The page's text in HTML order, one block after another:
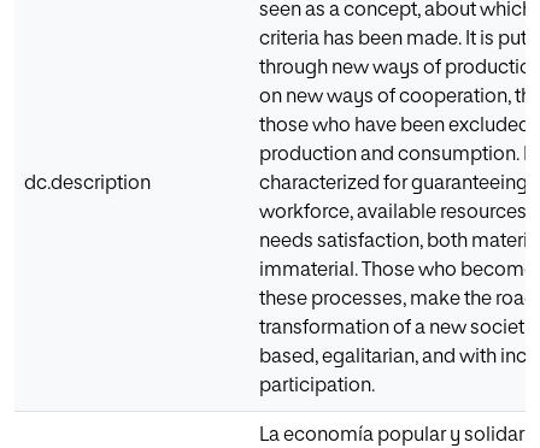
dc.description
seen as a concept, about which
criteria has been made. It is put
through new ways of
on new ways of cooperation,
those who have been excluded
production and consumption. It
characterized for guaranteeing
workforce, available resources,
needs satisfaction, both
immaterial. Those who become
these processes, make the
transformation of a new
based, egalitarian, and with
participation.
La economía popular y